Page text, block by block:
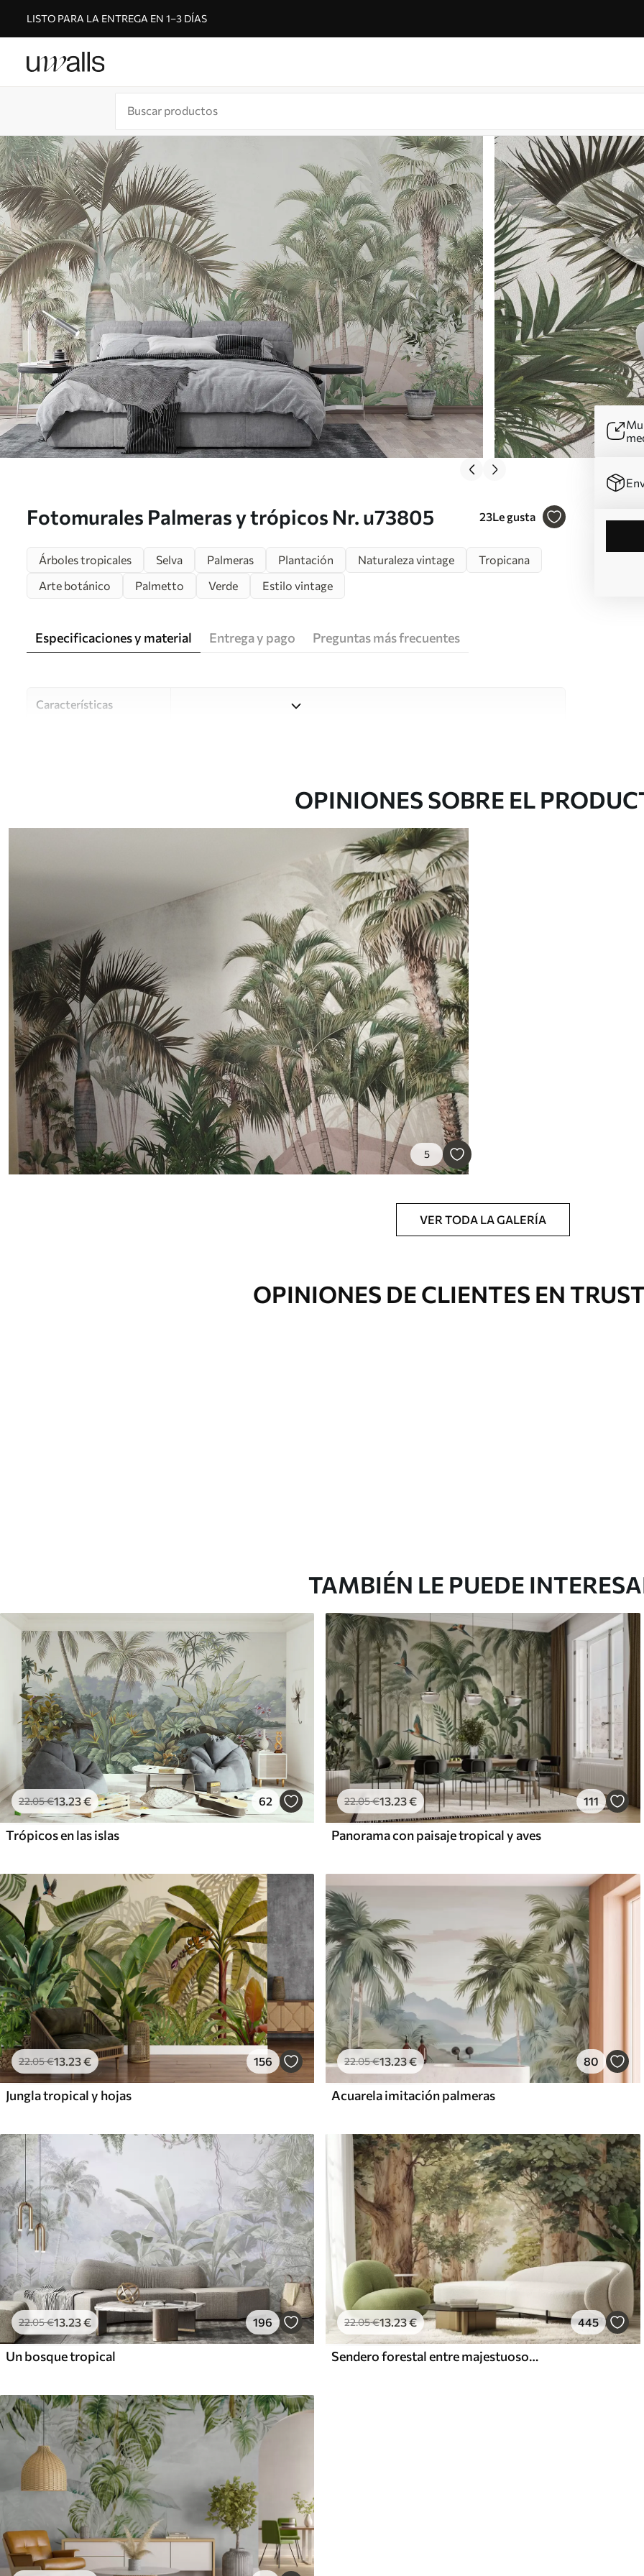
LISTO PARA LA ENTREGA EN 1–3 DÍAS
Fotomurales Palmeras y trópicos Nr. u73805 23Le gusta
Árboles tropicales Selva Palmeras Plantación Naturaleza vintage
Tropicana
Arte botánico
Palmetto Verde Estilo vintage
Especificaciones y material Entrega y pago Preguntas más frecuentes
Características
Estudio de diseño Uwalls
Impreso bajo pedido y entregado en rollos de hasta 50 cm de ancho.
Disponible con recubrimiento de barniz y/o adhesivo para empapelar.
Limpieza
Se puede limpiar suavemente con una esponja suave. Los murales de pared
con recubrimiento de barniz pueden limpiarse con agua.
Método de aplicación Aplicación sin fisuras
Materiales disponibles
Estándar
45.0027 .00 /m²
Premium
56.6734.00€/m²
Vinilo Premium
65.0039.00 €/m²
Peel and Stick
81.6548 .99 /m²
OPINIONES SOBRE EL
5
VER TODA LA GALERÍA
OPINIONES DE CLIENTES EN
TAMBIÉN LE PUEDE
22.05€13.23€ 62
Trópicos en las islas
22.05€13 .23€ 111
Panorama con paisaje tropical y aves
22.05€13.23€ 156
Jungla tropical y hojas
22.05€13.23€ 80
Acuarela imitación palmeras
22.05€13 .23€ 196
Un bosque tropical
22.05€13.23€ 445
Sendero forestal entre majestuosos árboles en estilo acuarela